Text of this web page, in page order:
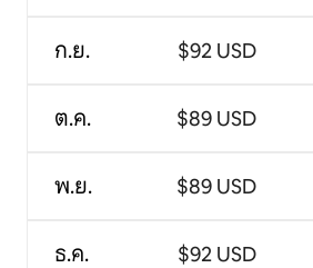
ก.ย.
ต.ค.
พ.ย.
ธ.ค.
$92 USD
$89 USD
$89 USD
$92 USD